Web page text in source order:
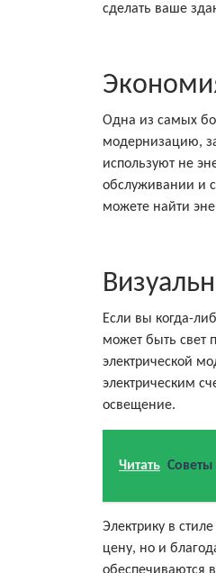
сделать ваше
Одна из самых
модернизацию,
используют не
обслуживании и
можете найти
Если вы когда-
может быть свет
электрической
электрическим
освещение.
Читать
Электрику в
цену, но и